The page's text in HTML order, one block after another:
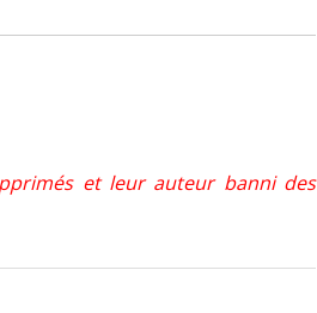
et leur auteur banni des